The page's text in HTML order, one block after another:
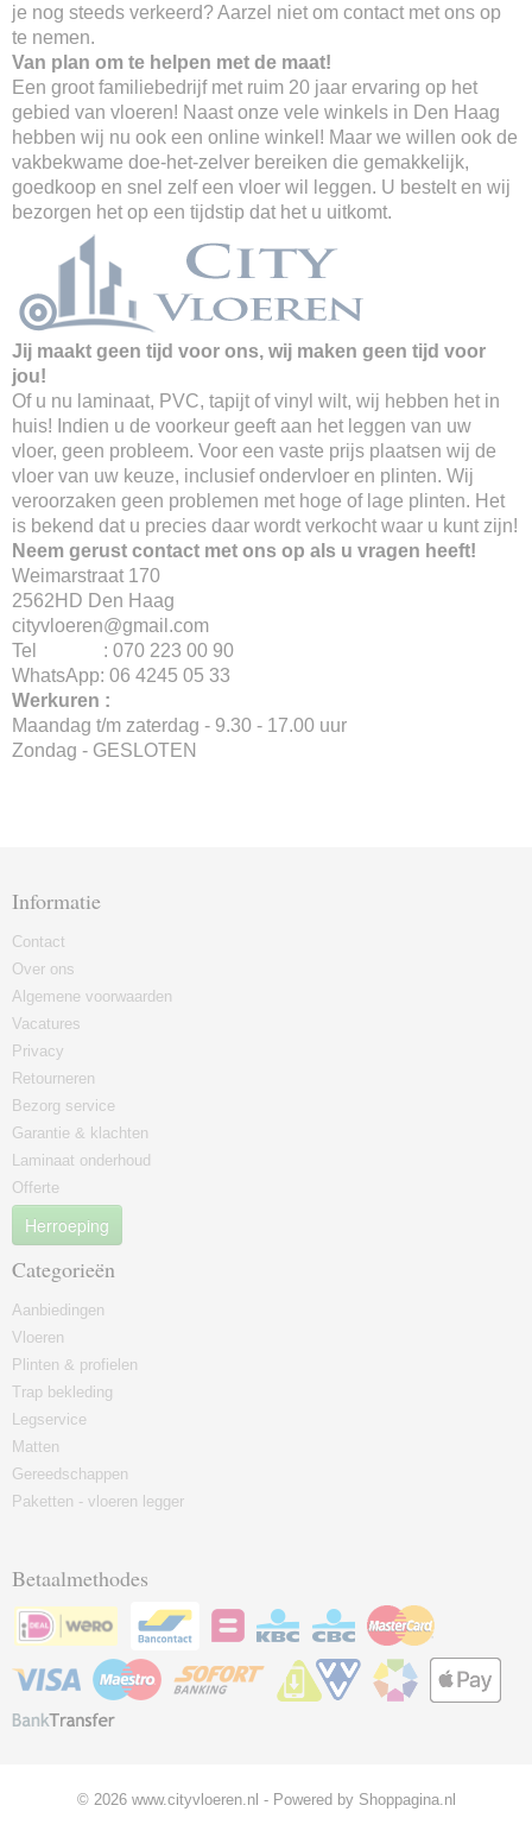
je nog steeds verkeerd? Aarzel niet om contact met ons op
te nemen.
Van plan om te helpen met de maat!
Een groot familiebedrijf met ruim 20 jaar ervaring op het
gebied van vloeren! Naast onze vele winkels in Den Haag
hebben wij nu ook een online winkel! Maar we willen ook de
vakbekwame doe-het-zelver bereiken die gemakkelijk,
goedkoop en snel zelf een vloer wil leggen. U bestelt en wij
bezorgen het op een tijdstip dat het u uitkomt.
Jij maakt geen tijd voor ons, wij maken geen tijd voor
jou!
Of u nu laminaat, PVC, tapijt of vinyl wilt, wij hebben het in
huis! Indien u de voorkeur geeft aan het leggen van uw
vloer, geen probleem. Voor een vaste prijs plaatsen wij de
vloer van uw keuze, inclusief ondervloer en plinten. Wij
veroorzaken geen problemen met hoge of lage plinten. Het
is bekend dat u precies daar wordt verkocht waar u kunt zijn!
Neem gerust contact met ons op als u vragen heeft!
Weimarstraat 170
2562HD Den Haag
cityvloeren@gmail.com
Tel : 070 223 00 90
WhatsApp: 06 4245 05 33
Werkuren :
Maandag t/m zaterdag - 9.30 - 17.00 uur
Zondag - GESLOTEN
Informatie
Contact
Over ons
Algemene voorwaarden
Vacatures
Privacy
Retourneren
Bezorg service
Garantie & klachten
Laminaat onderhoud
Offerte
Herroeping
Categorieën
Aanbiedingen
Vloeren
Plinten & profielen
Trap bekleding
Legservice
Matten
Gereedschappen
Paketten - vloeren legger
Betaalmethodes
© 2026 www.cityvloeren.nl - Powered by Shoppagina.nl